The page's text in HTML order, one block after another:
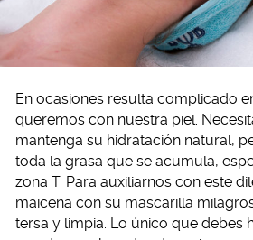
En ocasiones resulta complicado
queremos con nuestra piel.
mantenga su hidratación natural,
toda la grasa que se acumula,
zona T. Para auxiliarnos con este
maicena con su mascarilla
tersa y limpia. Lo único que debes